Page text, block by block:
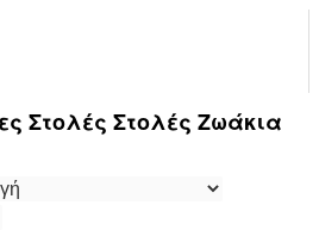
Στολές Στολές Ζωάκια